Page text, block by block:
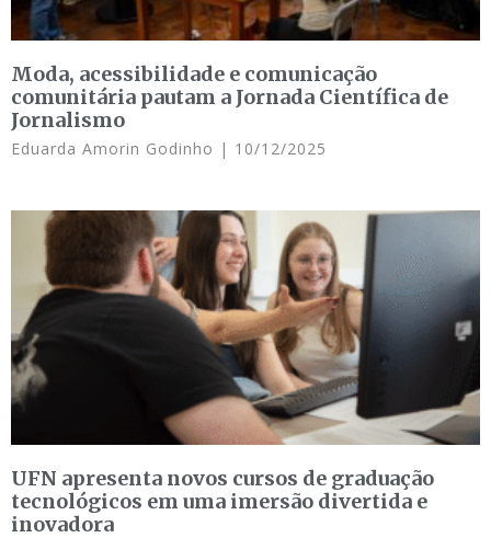
Moda, acessibilidade e comunicação
comunitária pautam a Jornada Científica de
Jornalismo
Eduarda Amorin Godinho 10/12/2025
UFN apresenta novos cursos de graduação
tecnológicos em uma imersão divertida e
inovadora